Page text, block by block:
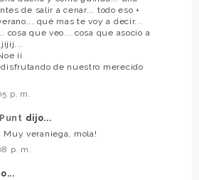
de salir a cenar... todo eso +
qué mas te voy a decir...
cosa que veo... cosa que asocio a
jijij...
¡¡
disfrutando de nuestro merecido
p. m.
dijo...
Muy veraniega, mola!
p. m.